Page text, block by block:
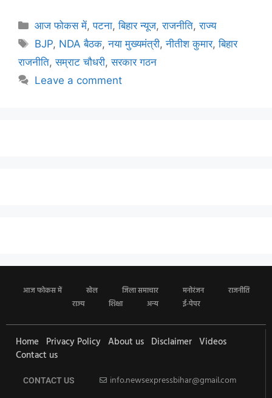
आज फोकस में,पटना,बिहार न्यूज,राजनीति,राज्य
BJP, NDA बैठक,नया मुख्यमंत्री,नीतीश कुमार,बिहार
राजनीति,सम्राट चौधरी,सरकार गठन
Leave a comment
आज फोकस में खेल जिला समाचार मनोरंजन
राजनीति
राज्य
शिक्षा अन्य ई-पेपर
Home Privacy Policy About us Disclaimer Videos
Contact us
CONTACT US info.newsexpressbihar@gmail.com